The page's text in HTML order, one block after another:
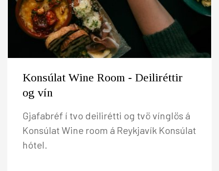
Konsúlat Wine Room - Deiliréttir
og vín
Gjafabréf í tvo deilirétti og tvö vínglös á
Konsúlat Wine room á Reykjavík Konsúlat
hótel.